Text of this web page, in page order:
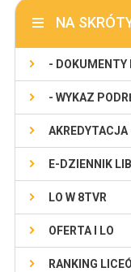
NA
- DOKUMENTY
- WYKAZ
E-DZIENNIK
LO W 8TVR
OFERTA I LO
RANKING